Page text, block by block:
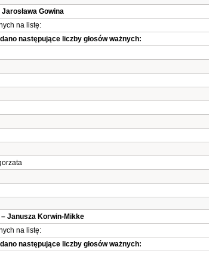
Gowina
na listę:
następujące liczby głosów ważnych:
Janusza Korwin-Mikke
na listę:
następujące liczby głosów ważnych: